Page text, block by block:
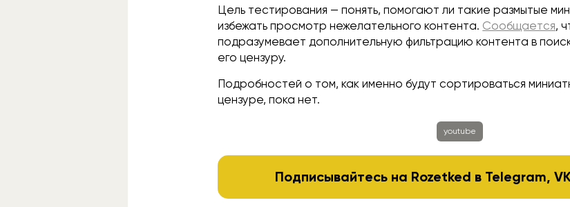
Цель тестирования — понять, помогают ли такие размытые
избежать просмотр нежелательного контента. Сообщается,
подразумевает дополнительную фильтрацию контента в
его цензуру.
Подробностей о том, как именно будут сортироваться
цензуре, пока нет.
youtube
Подписывайтесь на Rozetked в Telegram,